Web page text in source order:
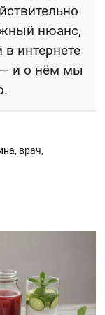
нюанс,
интернете
— и о нём мы
, врач,